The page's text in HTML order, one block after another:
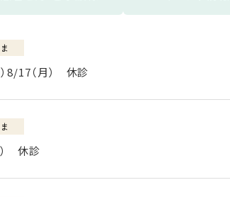
8/17（月） 休診
） 休診